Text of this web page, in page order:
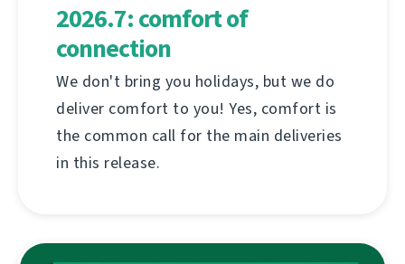
2026.7: comfort of
connection
We don't bring you holidays, but we do
deliver comfort to you! Yes, comfort is
the common call for the main deliveries
in this release.